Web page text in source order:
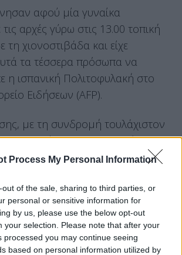
Process My Personal Information
out of the sale, sharing to third parties, or
personal or sensitive information for
by us, please use the below opt-out
your selection. Please note that after your
processed you may continue seeing
based on personal information utilized by
αφού μία γυναίκα
αρχές γύρω στις 13.00 τοπική
τη χιονοστιβάδα και είχε
τα τέσσερα πρόσωπα να
η ισπανική Πολιτοφυλακή στο
Ειδήσεων (AFP).
με τη συνδρομή τουλάχιστον
αναπτύχθηκαν στη συνέχεια σε
της κορυφής
σταΠυρηναία.
και μία γυναίκα σε
διασώθηκε, διευκρίνισαν
της Αραγονίας.